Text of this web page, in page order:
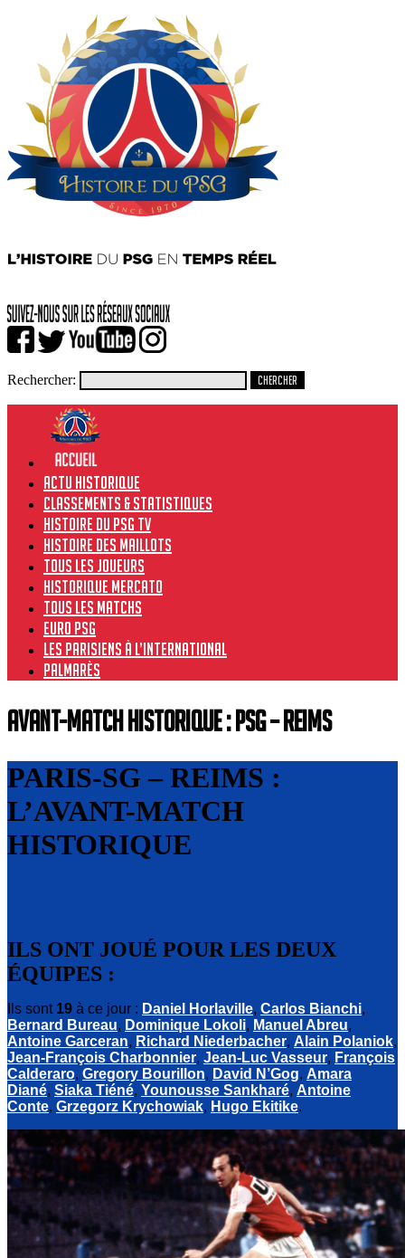
Rechercher:
Actu historique
Classements & Statistiques
Histoire du PSG TV
Histoire des maillots
Tous les joueurs
Historique Mercato
Tous les matchs
Euro PSG
Les Parisiens à l’international
Palmarès
Avant-match historique : PSG – Reims
PARIS-SG – REIMS :
L’AVANT-MATCH
HISTORIQUE
ILS ONT JOUÉ POUR LES DEUX
ÉQUIPES :
Ils sont 19 à ce jour : Daniel Horlaville, Carlos Bianchi,
Bernard Bureau, Dominique Lokoli, Manuel Abreu,
Antoine Garceran, Richard Niederbacher, Alain Polaniok,
Jean-François Charbonnier, Jean-Luc Vasseur, François
Calderaro, Gregory Bourillon, David N’Gog, Amara
Diané, Siaka Tiéné, Younousse Sankharé, Antoine
Conte, Grzegorz Krychowiak, Hugo Ekitike.